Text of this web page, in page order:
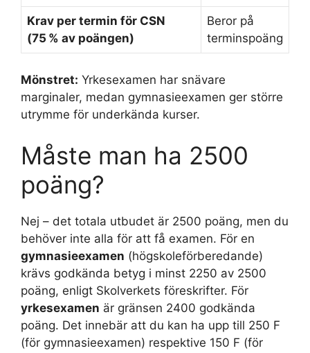
Krav per termin för CSN
(75 % av poängen)
Beror på
terminspoäng
Mönstret: Yrkesexamen har snävare
marginaler, medan gymnasieexamen ger större
utrymme för underkända kurser.
Måste man ha 2500
poäng?
Nej – det totala utbudet är 2500 poäng, men du
behöver inte alla för att få examen. För en
gymnasieexamen (högskoleförberedande)
krävs godkända betyg i minst 2250 av 2500
poäng, enligt Skolverkets föreskrifter. För
yrkesexamen är gränsen 2400 godkända
poäng. Det innebär att du kan ha upp till 250 F
(för gymnasieexamen) respektive 150 F (för